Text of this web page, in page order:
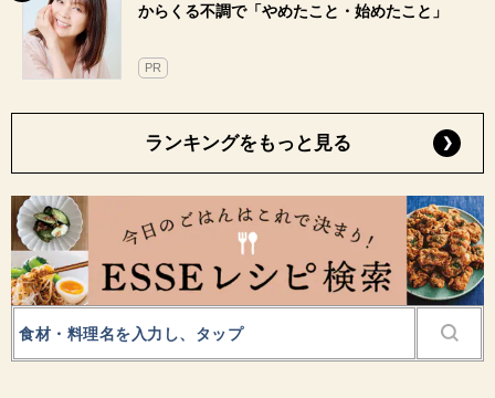
からくる不調で「やめたこと・始めたこと」
PR
ランキングをもっと見る